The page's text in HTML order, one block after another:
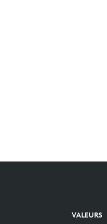
VALEURS